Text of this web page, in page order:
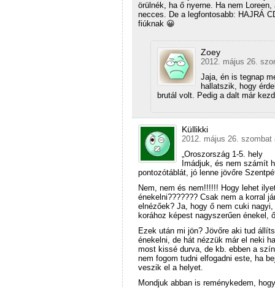
örülnék, ha ő nyerne. Ha nem
necces. De a legfontosabb: HAJRÁ
fiúknak 😀
Zoey
2012. május 26.
Jaja, én is tegnap
hallatszik, hogy
brutál volt. Pedig a dalt már
Küllikki
2012. május 26. szombat
„Oroszország 1-5. hely
Imádjuk, és nem számít
pontozótáblát, jó lenne jövőre
Nem, nem és nem!!!!!! Hogy lehet
énekelni??????? Csak nem a korral
elnézőek? Ja, hogy ő nem cuki
korához képest nagyszerűen énekel,
Ezek után mi jön? Jövőre aki tud
énekelni, de hát nézzük már el neki
most kissé durva, de kb. ebben a
nem fogom tudni elfogadni este, ha
veszik el a helyet.
Mondjuk abban is reménykedem,